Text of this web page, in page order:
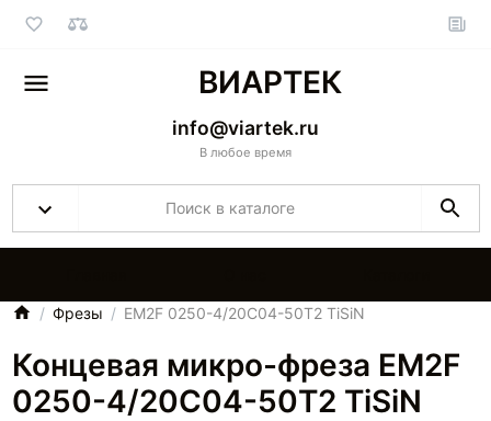
ВИАРТЕК
info@viartek.ru
В любое время
Фрезы EM2F 0250-4/20C04-50T2 TiSiN
Концевая микро-фреза EM2F
0250-4/20C04-50T2 TiSiN